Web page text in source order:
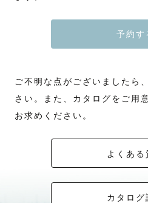
予約す
ご不明な点がございましたら
さい。また、カタログをご用
お求めください。
よくある
カタログ